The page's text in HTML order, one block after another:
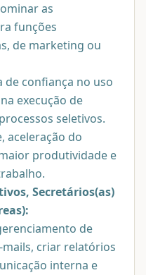
as
funções
de marketing ou
de confiança no uso
execução de
seletivos.
aceleração do
produtividade e
Secretários(as)
de
criar relatórios
interna e